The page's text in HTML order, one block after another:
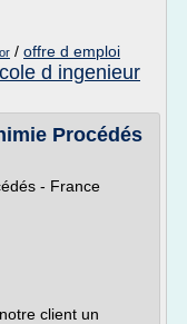
/ offre d emploi
d ingenieur
Procédés
- France
client un